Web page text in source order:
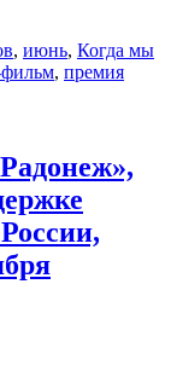
, июнь, Когда мы
, премия